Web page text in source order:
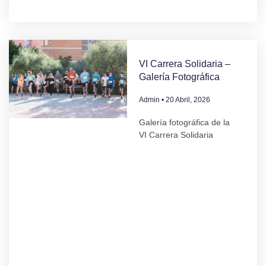
VI Carrera Solidaria –
Galería Fotográfica
Admin 20 Abril, 2026
Galería fotográfica de la
VI Carrera Solidaria